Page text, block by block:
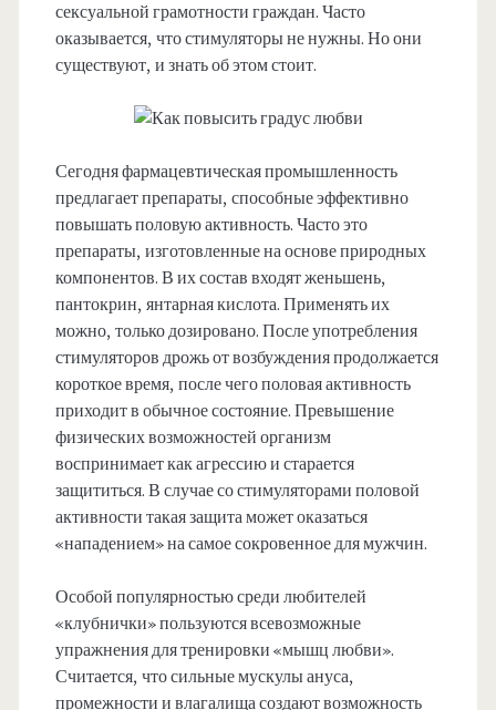
сексуальной грамотности граждан. Часто
оказывается, что стимуляторы не нужны. Но они
существуют, и знать об этом стоит.
Сегодня фармацевтическая промышленность
предлагает препараты, способные эффективно
повышать половую активность. Часто это
препараты, изготовленные на основе природных
компонентов. В их состав входят женьшень,
пантокрин, янтарная кислота. Применять их
можно, только дозировано. После употребления
стимуляторов дрожь от возбуждения продолжается
короткое время, после чего половая активность
приходит в обычное состояние. Превышение
физических возможностей организм
воспринимает как агрессию и старается
защититься. В случае со стимуляторами половой
активности такая защита может оказаться
«нападением» на самое сокровенное для мужчин.
Особой популярностью среди любителей
«клубнички» пользуются всевозможные
упражнения для тренировки «мышц любви».
Считается, что сильные мускулы ануса,
промежности и влагалища создают возможность